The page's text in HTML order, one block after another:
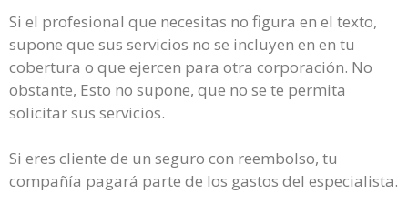
Si el profesional que necesitas no figura en el texto,
supone que sus servicios no se incluyen en en tu
cobertura o que ejercen para otra corporación. No
obstante, Esto no supone, que no se te permita
solicitar sus servicios.
Si eres cliente de un seguro con reembolso, tu
compañía pagará parte de los gastos del especialista.